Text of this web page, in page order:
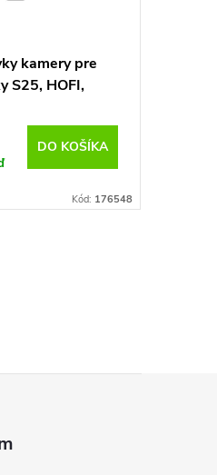
kamery pre
S25, HOFI,
DO KOŠÍKA
Kód: 176548